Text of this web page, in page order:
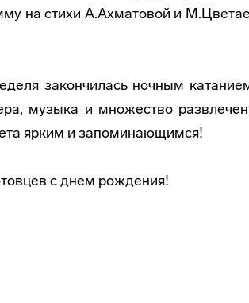
на стихи А.Ахматовой и
закончилась ночным
музыка и множество
ярким и запоминающимся!
с днем рождения!